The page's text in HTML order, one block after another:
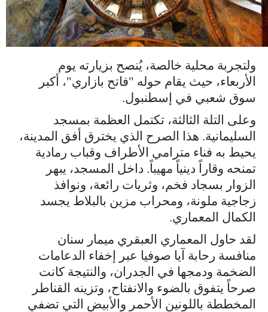
ولتجربة محلية خالصة، يُنصح بزيارته يوم
الأربعاء، حيث يقام حوله "فاتح بازاري"، أكبر
سوق شعبي في إسطنبول.
وعلى التلة الثالثة، تكتمل العظمة بمسجد
السليمانية. هذا الصرح الذي يخترق أفق المدينة،
يحيط به فناء مترامي الأطراف وقباب رمادية
تمنحه وقاراً دينياً مهيباً. داخل المسجد، يبهر
الزوار بسجاد فخم، وثريات رائعة، ونوافذ
زجاجية ملونة، ومحراب مزين بالبلاط يجسد
الكمال المعماري.
لقد حاول المعماري العبقري ميمار سنان
منافسة رحابة آيا صوفيا عبر إخفاء الدعامات
الضخمة ودمجها في الجدران، والنتيجة كانت
صرحاً يتفوق بالضوء والانفتاح، وتزينه القناطر
المخططة باللونين الأحمر والأبيض التي تضفي